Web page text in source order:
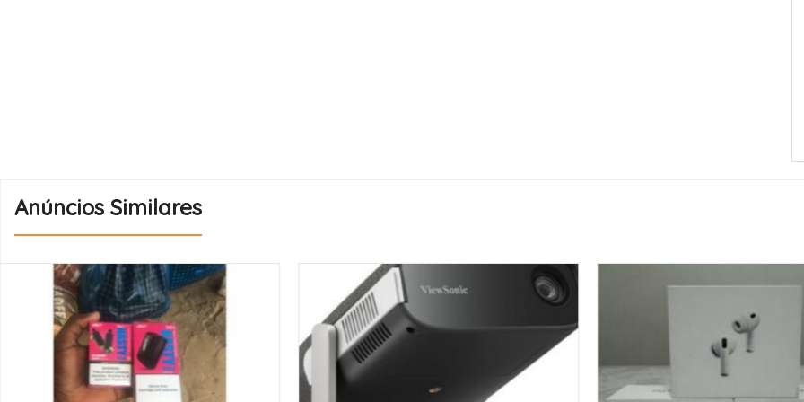
Anúncios Similares